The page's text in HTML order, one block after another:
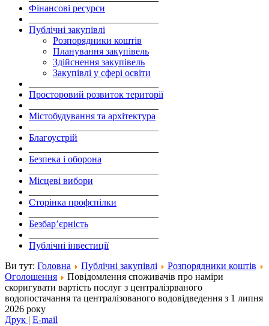
Фінансові ресурси
Публічні закупівлі
Розпорядники коштів
Планування закупівель
Здійснення закупівель
Закупівлі у сфері освіти
Просторовий розвиток території
Містобудування та архітектура
Благоустрій
Безпека і оборона
Місцеві вибори
Сторінка профспілки
Безбар’єрність
Публічні інвестиції
Ви тут: Головна Публічні закупівлі
Розпорядники коштів
Оголошення
Повідомлення споживачів про наміри
скоригувати вартість послуг з централізрваного
водопостачання та централізованого водовідведення з 1 липня
2026 року
Друк | E-mail